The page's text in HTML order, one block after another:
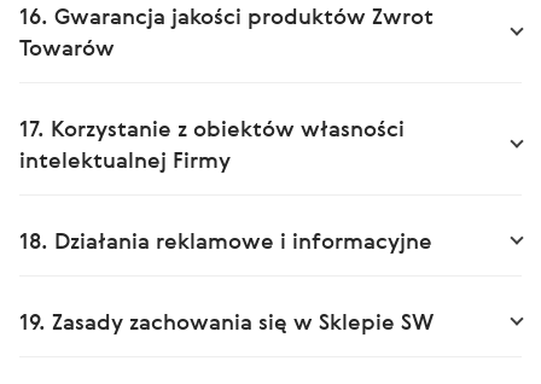
16. Gwarancja jakości produktów Zwrot
Towarów
17. Korzystanie z obiektów własności
intelektualnej Firmy
18. Działania reklamowe i informacyjne
19. Zasady zachowania się w Sklepie SW